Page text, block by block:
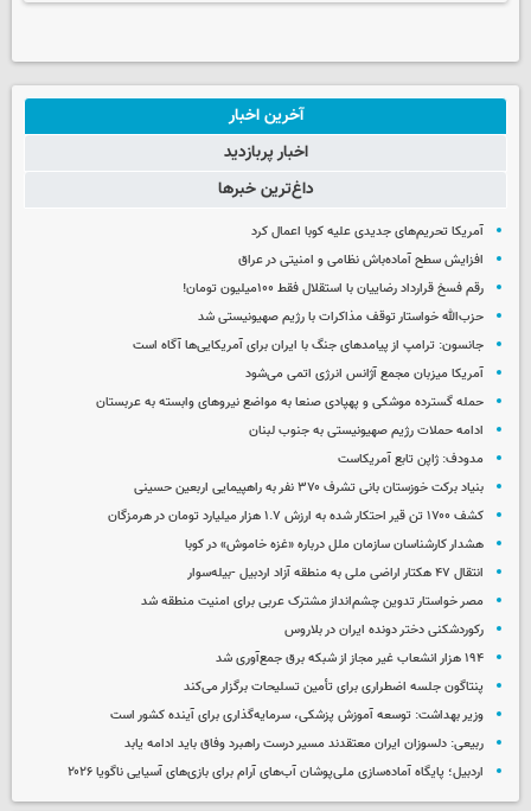
آخرین اخبار
اخبار پربازدید
داغ‌ترین خبرها
آمریکا تحریم‌های جدیدی علیه کوبا اعمال کرد
افزایش سطح آماده‌باش نظامی و امنیتی در عراق
رقم فسخ قرارداد رضاییان با استقلال فقط ۱۰۰میلیون تومان!
حزب‌الله خواستار توقف مذاکرات با رژیم صهیونیستی شد
جانسون: ترامپ از پیامدهای جنگ با ایران برای آمریکایی‌ها آگاه است
آمریکا میزبان مجمع آژانس انرژی اتمی می‌شود
حمله گسترده موشکی و پهپادی صنعا به مواضع نیروهای وابسته به عربستان
ادامه حملات رژیم صهیونیستی به جنوب لبنان
مدودف: ژاپن تابع آمریکاست
بنیاد برکت خوزستان بانی تشرف ۳۷۰ نفر به راهپیمایی اربعین حسینی
کشف ۱۷۰۰ تن قیر احتکار شده به ارزش ۱.۷ هزار میلیارد تومان در هرمزگان
هشدار کارشناسان سازمان ملل درباره «غزه‌ خاموش» در کوبا
انتقال ۴۷ هکتار اراضی ملی به منطقه آزاد اردبیل -بیله‌سوار
مصر خواستار تدوین چشم‌انداز مشترک عربی برای امنیت منطقه شد
رکوردشکنی دختر دونده ایران در بلاروس
۱۹۴ هزار انشعاب غیر مجاز از شبکه برق جمع‌آوری شد
پنتاگون جلسه اضطراری برای تأمین تسلیحات برگزار می‌کند
وزیر بهداشت: توسعه آموزش پزشکی، سرمایه‌گذاری برای آینده کشور است
ربیعی: دلسوزان ایران معتقدند مسیر درست راهبرد وفاق باید ادامه یابد
اردبیل؛ پایگاه آماده‌سازی ملی‌پوشان آب‌های آرام برای بازی‌های آسیایی ناگویا ۲۰۲۶